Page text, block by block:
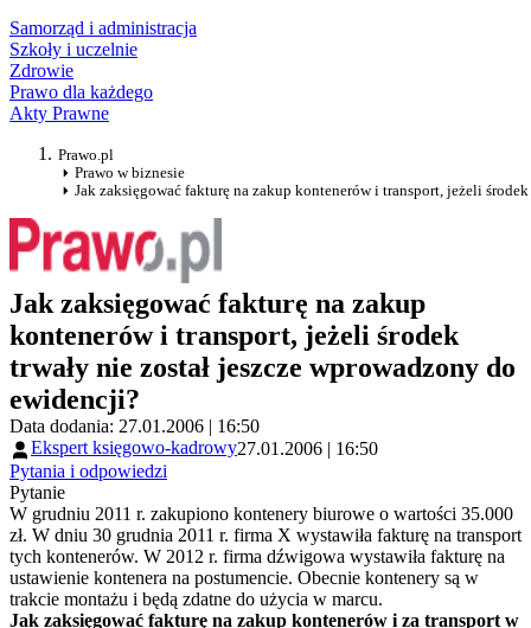
Samorząd i administracja
Szkoły i uczelnie
Zdrowie
Prawo dla każdego
Akty Prawne
Prawo.pl
Prawo w biznesie
Jak zaksięgować fakturę na zakup kontenerów i transport, jeżeli
Jak zaksięgować fakturę na zakup
kontenerów i transport, jeżeli środek
trwały nie został jeszcze wprowadzony do
ewidencji?
Data dodania: 27.01.2006 | 16:50
Ekspert księgowo-kadrowy27.01.2006 | 16:50
Pytania i odpowiedzi
Pytanie
W grudniu 2011 r. zakupiono kontenery biurowe o wartości 35.000
zł. W dniu 30 grudnia 2011 r. firma X wystawiła fakturę na transport
tych kontenerów. W 2012 r. firma dźwigowa wystawiła fakturę na
ustawienie kontenera na postumencie. Obecnie kontenery są w
trakcie montażu i będą zdatne do użycia w marcu.
Jak zaksięgować fakturę na zakup kontenerów i za transport w